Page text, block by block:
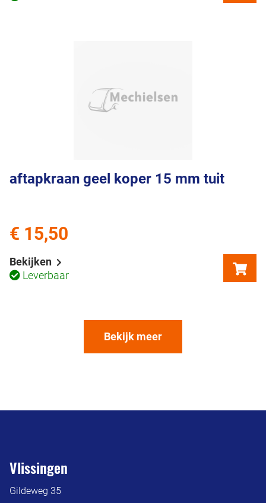
aftapkraan geel koper 15 mm tuit
Bekijken
Leverbaar
€ 15,50
Bekijk meer
Vlissingen
Gildeweg 35